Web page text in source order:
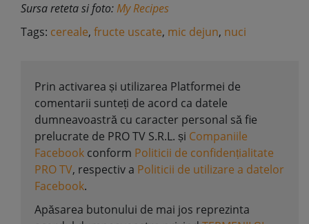
Sursa reteta si foto:My Recipes
Tags: cereale, fructe uscate, mic dejun, nuci
Prin activarea și utilizarea Platformei de
comentarii sunteți de acord ca datele
dumneavoastră cu caracter personal să fie
prelucrate de PRO TV S.R.L. și Companiile
Facebook conform Politicii de confidențialitate
PRO TV, respectiv a Politicii de utilizare a datelor
Facebook.
Apăsarea butonului de mai jos reprezinta